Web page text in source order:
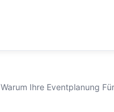
Warum Ihre Eventplanung